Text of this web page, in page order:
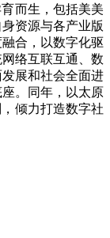
而生，包括美美
资源与各产业版
合，以数字化驱
络互联互通、数
展和社会全面进
。同年，以太原
倾力打造数字社